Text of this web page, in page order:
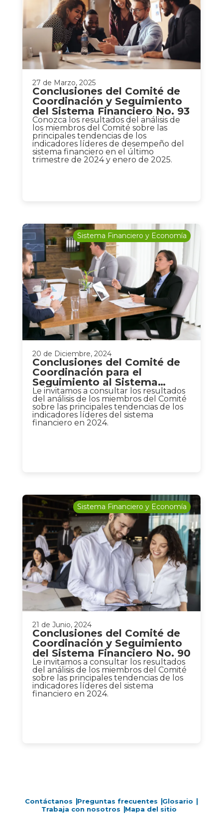
27 de Marzo, 2025
Conclusiones del Comité de
Coordinación y Seguimiento
del Sistema Financiero No. 93
Conozca los resultados del análisis de
los miembros del Comité sobre las
principales tendencias de los
indicadores líderes de desempeño del
sistema financiero en el último
trimestre de 2024 y enero de 2025.
Sistema Financiero y Economía
20 de Diciembre, 2024
Conclusiones del Comité de
Coordinación para el
Seguimiento al Sistema
Financiero No. 92
Le invitamos a consultar los resultados
del análisis de los miembros del Comité
sobre las principales tendencias de los
indicadores líderes del sistema
financiero en 2024.
Sistema Financiero y Economía
21 de Junio, 2024
Conclusiones del Comité de
Coordinación y Seguimiento
del Sistema Financiero No. 90
Le invitamos a consultar los resultados
del análisis de los miembros del Comité
sobre las principales tendencias de los
indicadores líderes del sistema
financiero en 2024.
Contáctanos Preguntas frecuentes
Glosario
Trabaja con nosotros
Mapa del sitio